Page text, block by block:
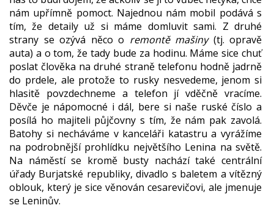
nám upřímně pomoct. Najednou nám mobil podává s
tím, že detaily už si máme domluvit sami. Z druhé
strany se ozývá něco o remontě mašiny(tj. opravě
auta) a o tom, že tady bude za hodinu. Máme sice chuť
poslat člověka na druhé straně telefonu hodně jadrně
do prdele, ale protože to rusky nesvedeme, jenom si
hlasitě povzdechneme a telefon jí vděčně vracíme.
Děvče je nápomocné i dál, bere si naše ruské číslo a
posílá ho majiteli půjčovny s tím, že nám pak zavolá.
Batohy si necháváme v kanceláři katastru a vyrážíme
na podrobnější prohlídku největšího Lenina na světě.
Na náměstí se kromě busty nachází také centrální
úřady Burjatské republiky, divadlo s baletem a vítězný
oblouk, který je sice věnován cesarevičovi, ale jmenuje
se Leninův.